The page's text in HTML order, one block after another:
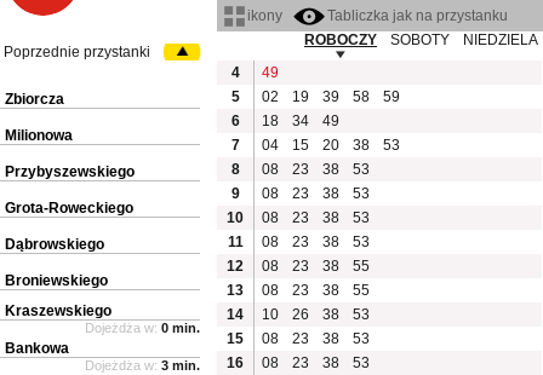
ikony
Tabliczka jak na przystanku
ROBOCZY
SOBOTY
NIEDZIELA
4
49
5
02 19 39 58
59
6
18 34
49
7
04 15 20 38
53
8
08 23 38
53
9
08 23 38
53
10
08 23 38
53
11
08 23 38
53
12
08 23 38
55
13
08 23 38
55
14
10 26 38
53
15
08 23 38
53
16
08 23 38 53
Poprzednie przystanki
Zbiorcza
Milionowa
Przybyszewskiego
Grota-Roweckiego
Dąbrowskiego
Broniewskiego
Kraszewskiego
Dojeżdża w: 0 min.
Bankowa
Dojeżdża w: 3 min.